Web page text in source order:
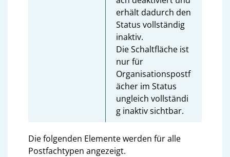
erhält dadurch den
Status vollständig
inaktiv.
Die Schaltfläche ist
nur für
Organisationspostf
ächer im Status
ungleich vollständi
g inaktiv sichtbar.
Die folgenden Elemente werden für alle
Postfachtypen angezeigt.